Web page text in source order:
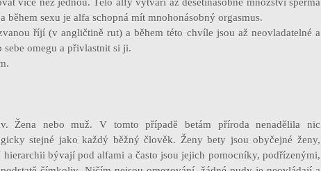
během sexu je alfa schopná mít mnohonásobný orgasmus.
říjí (v angličtině rut) a během této chvíle jsou až neovladatelné a
omegu a přivlastnit si ji.
Žena nebo muž. V tomto případě betám příroda nenadělila nic
stejné jako každý běžný člověk. Ženy bety jsou obyčejné ženy,
bývají pod alfami a často jsou jejich pomocníky, podřízenými,